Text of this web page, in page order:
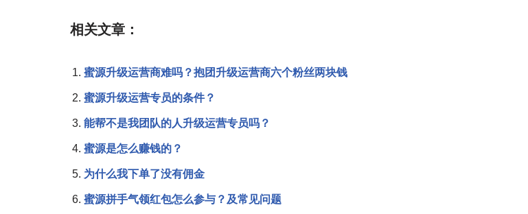
相关文章：
蜜源升级运营商难吗？抱团升级运营商六个粉丝两块钱
蜜源升级运营专员的条件？
能帮不是我团队的人升级运营专员吗？
蜜源是怎么赚钱的？
为什么我下单了没有佣金
蜜源拼手气领红包怎么参与？及常见问题